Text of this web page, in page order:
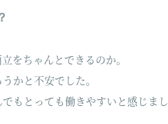
をちゃんとできるのか。
かと不安でした。
もとっても働きやすいと感じまし